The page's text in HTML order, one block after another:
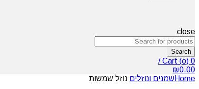
close
Search
Cart (o) 0
/
₪0.00
Home שמנים ונוזלים נוזל שמשות